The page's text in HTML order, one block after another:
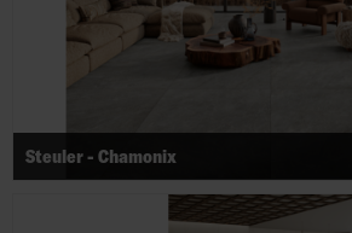
Steuler - Chamonix